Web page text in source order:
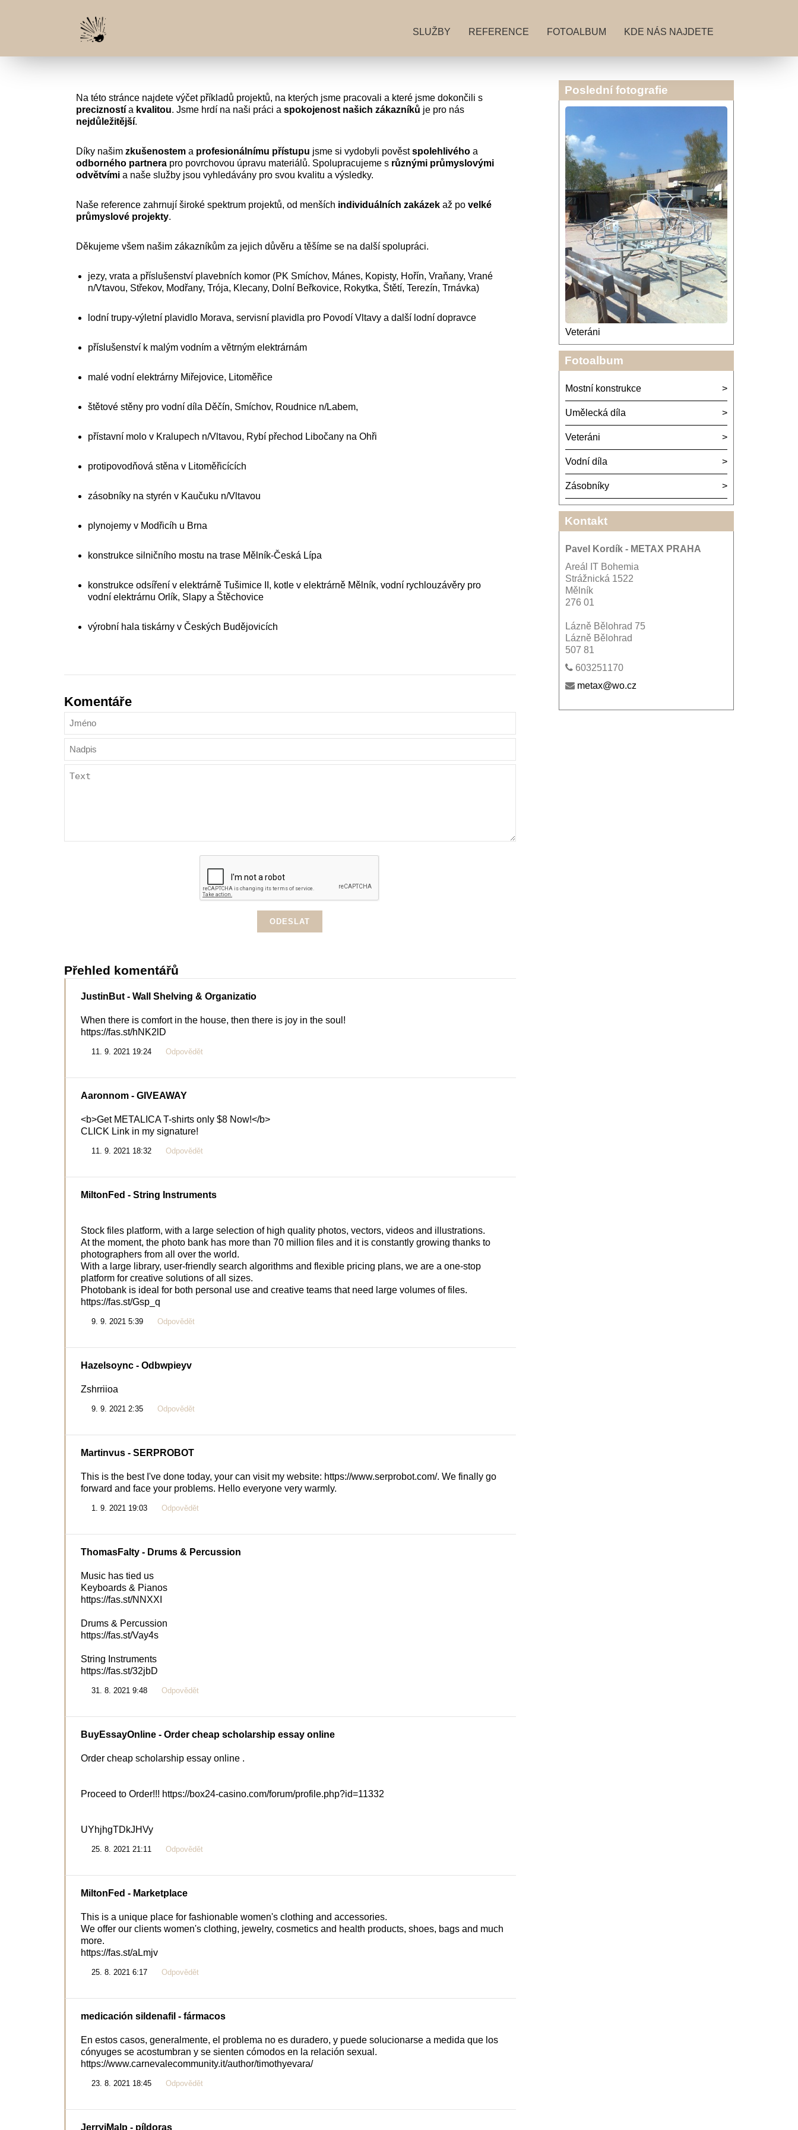
SLUŽBY REFERENCE FOTOALBUM KDE NÁS NAJDETE
Na této stránce najdete výčet příkladů projektů, na kterých jsme pracovali a které jsme dokončili s
preciznostía kvalitou. Jsme hrdí na naši práci a spokojenost našich zákazníků je pro nás
nejdůležitější.
Díky našim zkušenostema profesionálnímu přístupu jsme si vydobyli pověstspolehlivéhoa
odborného partnerapro povrchovou úpravu materiálů. Spolupracujeme s různými průmyslovými
odvětvímia naše služby jsou vyhledávány pro svou kvalitu a výsledky.
Naše reference zahrnují široké spektrum projektů, od menších individuálních zakázekaž po velké
průmyslové projekty.
Děkujeme všem našim zákazníkům za jejich důvěru a těšíme se na další spolupráci.
jezy, vrata a příslušenství plavebních komor (PK Smíchov, Mánes, Kopisty, Hořín, Vraňany, Vrané
n/Vtavou, Střekov, Modřany, Trója, Klecany, Dolní Beřkovice, Rokytka, Štětí, Terezín, Trnávka)
lodní trupy-výletní plavidlo Morava, servisní plavidla pro Povodí Vltavy a další lodní dopravce
příslušenství k malým vodním a větrným elektrárnám
malé vodní elektrárny Miřejovice, Litoměřice
štětové stěny pro vodní díla Děčín, Smíchov, Roudnice n/Labem,
přístavní molo v Kralupech n/Vltavou, Rybí přechod Libočany na Ohři
protipovodňová stěna v Litoměřicících
zásobníky na styrén v Kaučuku n/Vltavou
plynojemy v Modřicíh u Brna
konstrukce silničního mostu na trase Mělník-Česká Lípa
konstrukce odsíření v elektrárně Tušimice II, kotle v elektrárně Mělník, vodní rychlouzávěry pro
vodní elektrárnu Orlík, Slapy a Štěchovice
výrobní hala tiskárny v Českých Budějovicích
Komentáře
Přehled komentářů
JustinBut- Wall Shelving & Organizatio
When there is comfort in the house, then there is joy in the soul!
https://fas.st/hNK2lD
11. 9. 2021 19:24 Odpovědět
Aaronnom- GIVEAWAY
<b>Get METALICA T-shirts only $8 Now!</b>
CLICK Link in my signature!
11. 9. 2021 18:32 Odpovědět
MiltonFed - String Instruments
Stock files platform, with a large selection of high quality photos, vectors, videos and illustrations.
At the moment, the photo bank has more than 70 million files and it is constantly growing thanks to
photographers from all over the world.
With a large library, user-friendly search algorithms and flexible pricing plans, we are a one-stop
platform for creative solutions of all sizes.
Photobank is ideal for both personal use and creative teams that need large volumes of files.
https://fas.st/Gsp_q
9. 9. 2021 5:39 Odpovědět
Hazelsoync- Odbwpieyv
Zshrriioa
9. 9. 2021 2:35 Odpovědět
Martinvus- SERPROBOT
This is the best I've done today, your can visit my website: https://www.serprobot.com/. We finally go
forward and face your problems. Hello everyone very warmly.
1. 9. 2021 19:03 Odpovědět
ThomasFalty- Drums & Percussion
Music has tied us
Keyboards & Pianos
https://fas.st/NNXXI
Drums & Percussion
https://fas.st/Vay4s
String Instruments
https://fas.st/32jbD
31. 8. 2021 9:48 Odpovědět
BuyEssayOnline- Order cheap scholarship essay online
Order cheap scholarship essay online .
Proceed to Order!!! https://box24-casino.com/forum/profile.php?id=11332
UYhjhgTDkJHVy
25. 8. 2021 21:11 Odpovědět
MiltonFed - Marketplace
This is a unique place for fashionable women's clothing and accessories.
We offer our clients women's clothing, jewelry, cosmetics and health products, shoes, bags and much
more.
https://fas.st/aLmjv
25. 8. 2021 6:17 Odpovědět
medicación sildenafil - fármacos
En estos casos, generalmente, el problema no es duradero, y puede solucionarse a medida que los
cónyuges se acostumbran y se sienten cómodos en la relación sexual.
https://www.carnevalecommunity.it/author/timothyevara/
23. 8. 2021 18:45 Odpovědět
JerryiMalp- píldoras
Poslední fotografie
Veteráni
Fotoalbum
Mostní konstrukce
Umělecká díla
Veteráni
Vodní díla
Zásobníky
Kontakt
Pavel Kordík - METAX PRAHA
Areál IT Bohemia
Strážnická 1522
Mělník
276 01
Lázně Bělohrad 75
Lázně Bělohrad
507 81
603251170
metax@wo.cz